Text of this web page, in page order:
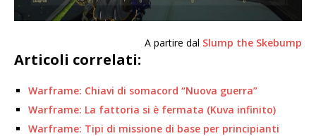
A partire dal Slump the Skebump
Articoli correlati:
Warframe: Chiavi di somacord “Nuova guerra”
Warframe: La fattoria si è fermata (Kuva infinito)
Warframe: Tipi di missione di base per principianti